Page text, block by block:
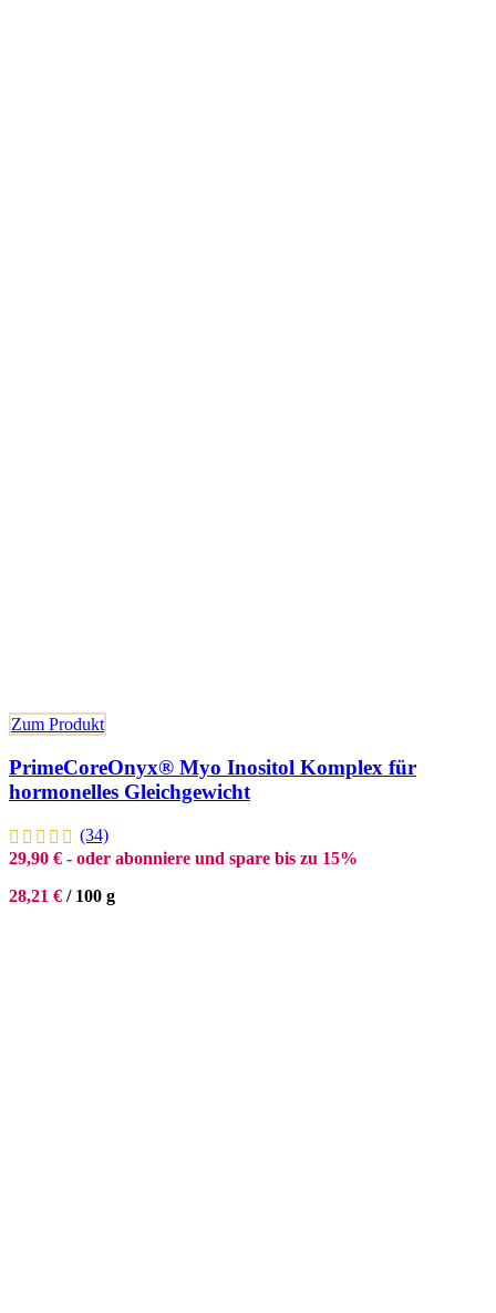
Zum Produkt
PrimeCoreOnyx® Myo Inositol Komplex für
hormonelles Gleichgewicht
(34)
29,90 € - oder abonniere und spare bis zu 15%
28,21 € / 100 g